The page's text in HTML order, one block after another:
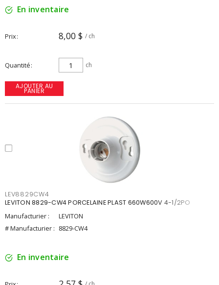
En inventaire
Prix 8,00 $ / ch
Quantité ch
AJOUTER AU
PANIER
LEV8829CW4
LEVITON 8829-CW4 PORCELAINE PLAST 660W600V 4-1/2PO
Manufacturier :
LEVITON
# Manufacturier : 8829-CW4
En inventaire